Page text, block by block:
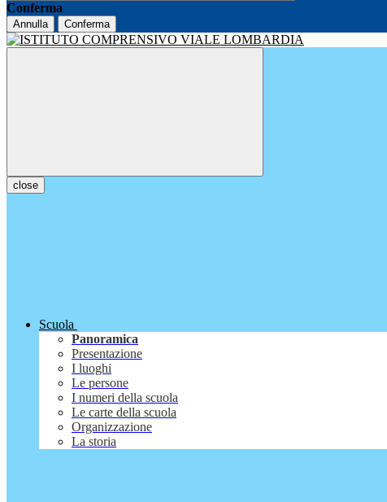
Conferma
Annulla Conferma
close
Scuola
Panoramica
Presentazione
I luoghi
Le persone
I numeri della scuola
Le carte della scuola
Organizzazione
La storia